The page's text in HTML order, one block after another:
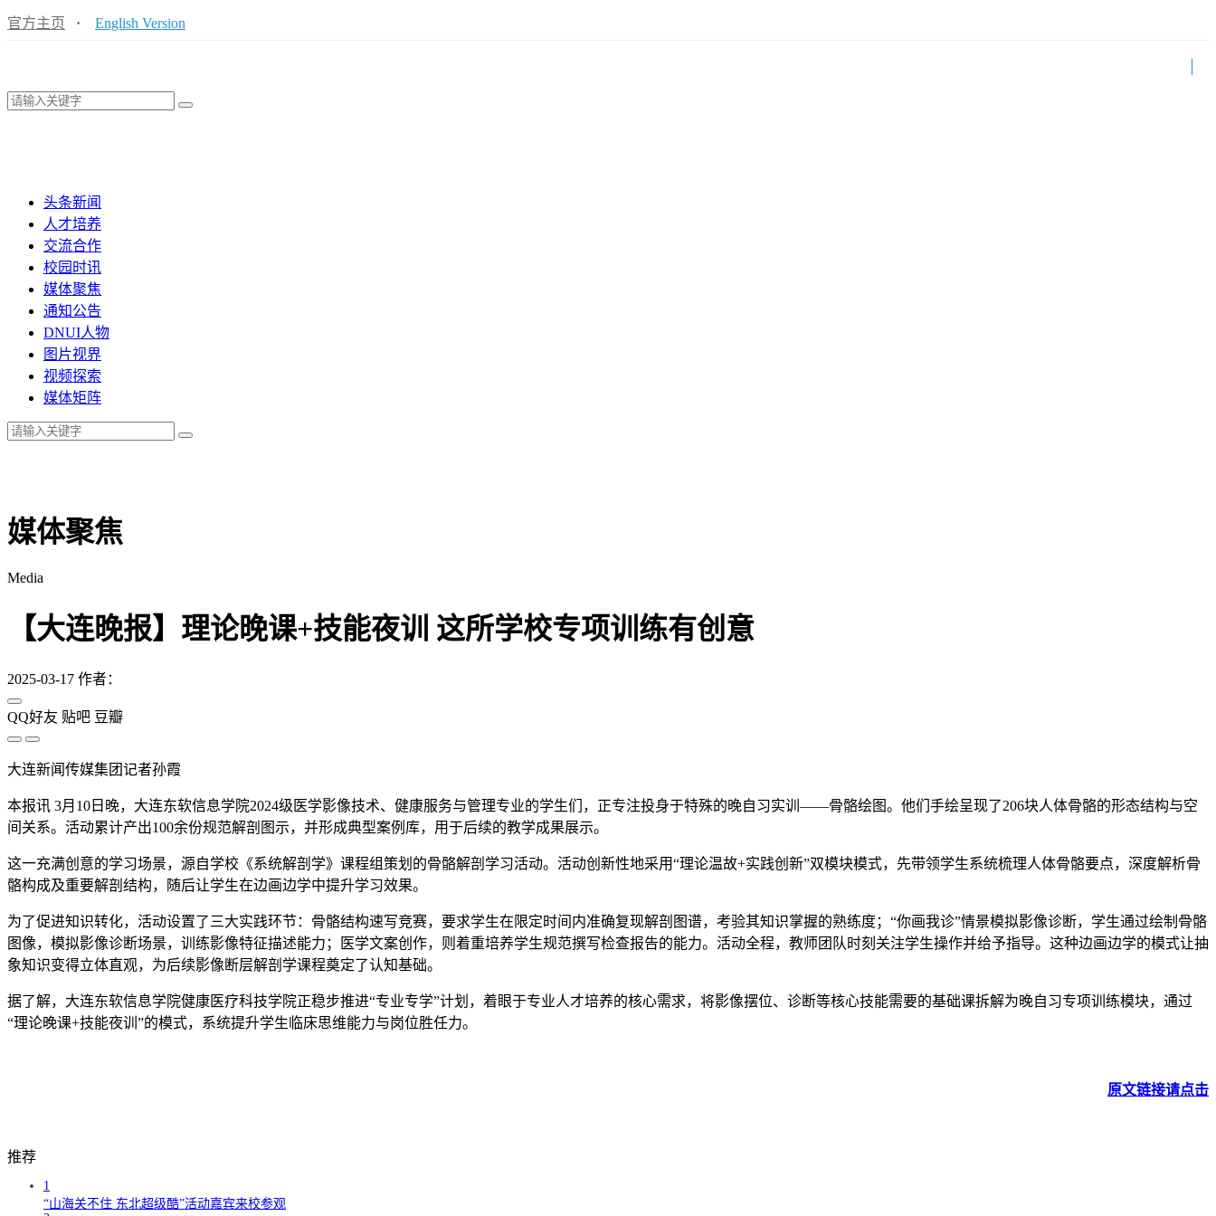
官方主页 · English Version
头条新闻
人才培养
交流合作
校园时讯
媒体聚焦
通知公告
DNUI人物
图片视界
视频探索
媒体矩阵
媒体聚焦
Media
【大连晚报】理论晚课+技能夜训 这所学校专项训练有创意
2025-03-17 作者：
QQ好友 贴吧 豆瓣
大连新闻传媒集团记者孙霞
本报讯 3月10日晚，大连东软信息学院2024级医学影像技术、健康服务与管理专业的学生们，正专注投身于特殊的晚自习实训——骨骼绘图。他们手绘呈现了206块人体骨骼的形态结构与空
间关系。活动累计产出100余份规范解剖图示，并形成典型案例库，用于后续的教学成果展示。
这一充满创意的学习场景，源自学校《系统解剖学》课程组策划的骨骼解剖学习活动。活动创新性地采用“理论温故+实践创新”双模块模式，先带领学生系统梳理人体骨骼要点，深度解析骨
骼构成及重要解剖结构，随后让学生在边画边学中提升学习效果。
为了促进知识转化，活动设置了三大实践环节：骨骼结构速写竞赛，要求学生在限定时间内准确复现解剖图谱，考验其知识掌握的熟练度；“你画我诊”情景模拟影像诊断，学生通过绘制骨骼
图像，模拟影像诊断场景，训练影像特征描述能力；医学文案创作，则着重培养学生规范撰写检查报告的能力。活动全程，教师团队时刻关注学生操作并给予指导。这种边画边学的模式让抽
象知识变得立体直观，为后续影像断层解剖学课程奠定了认知基础。
据了解，大连东软信息学院健康医疗科技学院正稳步推进“专业专学”计划，着眼于专业人才培养的核心需求，将影像摆位、诊断等核心技能需要的基础课拆解为晚自习专项训练模块，通过
“理论晚课+技能夜训”的模式，系统提升学生临床思维能力与岗位胜任力。
原文链接请点击
推荐
1
“山海关不住 东北超级酷”活动嘉宾来校参观